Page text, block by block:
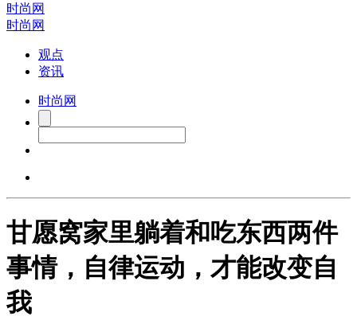
时尚网
时尚网
观点
资讯
时尚网
甘愿窝家里躺着和吃东西两件
事情，自律运动，才能改变自
我